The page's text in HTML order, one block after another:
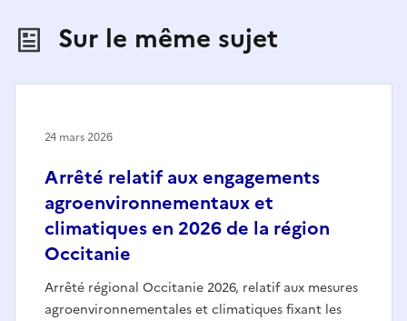
Sur le même sujet
Arrêté relatif aux engagements
agroenvironnementaux et
climatiques en 2026 de la région
Occitanie
Arrêté régional Occitanie 2026, relatif aux mesures
agroenvironnementales et climatiques fixant les
24 mars 2026